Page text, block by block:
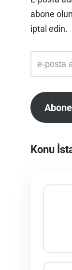
abone
iptal edin.
Konu